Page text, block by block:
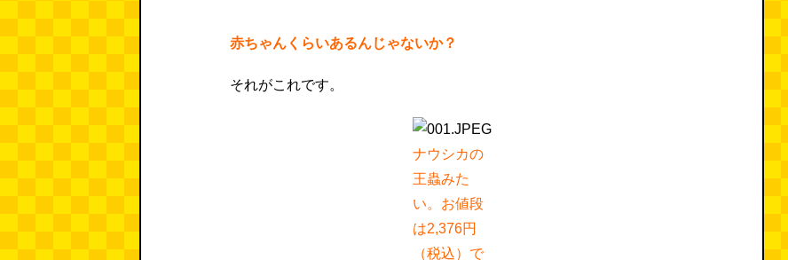
赤ちゃんくらいあるんじゃないか？
それがこれです。
ナウシカの
王蟲みた
い。お値段
は2,376円
（税込）で